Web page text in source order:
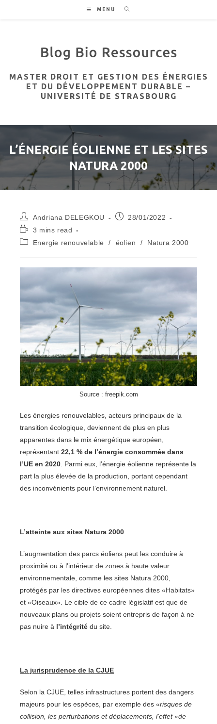
MENU
MASTER DROIT ET GESTION DES ÉNERGIES
ET DU DÉVELOPPEMENT DURABLE –
UNIVERSITÉ DE STRASBOURG
L’ÉNERGIE ÉOLIENNE ET LES SITES
NATURA 2000
Auteur/autrice
de
la
publication :
Andriana DELEGKOU
Publication
28/01/2022
Temps
de
lecture :
3 mins read
PostEnergie renouvelable / éolien / Natura 2000
Source : freepik.com
Les énergies renouvelables, acteurs principaux de la
transition écologique, deviennent de plus en plus
apparentes dans le mix énergétique européen,
représentant22,1 % de l’énergie consommée dans
l’UE en 2020. Parmi eux, l’énergie éolienne représente la
part la plus élevée de la production, portant cependant
des inconvénients pour l’environnement naturel.
L’atteinte aux sites Natura 2000
L’augmentation des parcs éoliens peut les conduire à
proximité ou à l’intérieur de zones à haute valeur
environnementale, comme les sites Natura 2000,
protégés par les directives européennes dites «Habitats»
et «Oiseaux». Le cible de ce cadre législatif est que de
nouveaux plans ou projets soient entrepris de façon à ne
pas nuire à l’intégrité du site.
La jurisprudence de la CJUE
Selon la CJUE, telles infrastructures portent des dangers
majeurs pour les espèces, par exemple des «risques de
collision, les perturbations et déplacements, l’effet «de